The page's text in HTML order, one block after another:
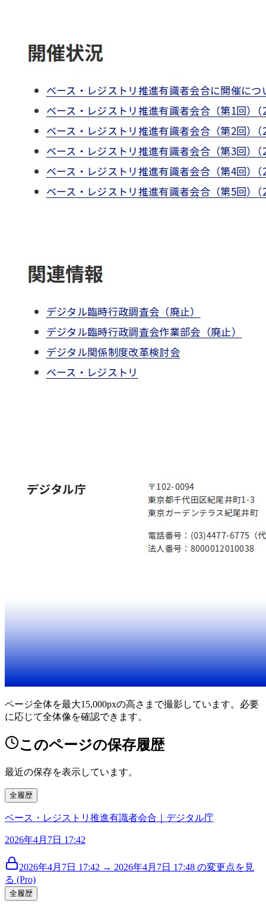
ページ全体を最大15,000pxの高さまで撮影しています。必要
に応じて全体像を確認できます。
このページの保存履歴
最近の保存を表示しています。
全履歴
ベース・レジストリ推進有識者会合｜デジタル庁
2026年4月7日 17:42
2026年4月7日 17:42 → 2026年4月7日 17:48 の変更点を見
る (Pro)
全履歴